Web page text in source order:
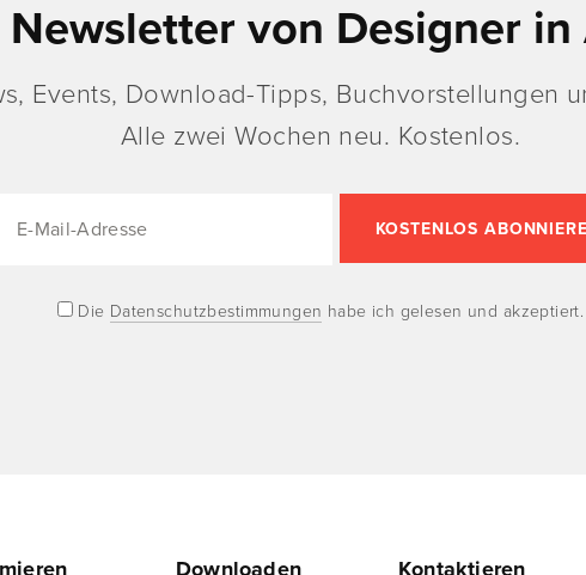
Newsletter von Designer in
Events, Download-Tipps, Buchvorstellungen
Alle zwei Wochen neu. Kostenlos.
Die Datenschutzbestimmungen habe ich gelesen und akzeptiert.
Downloaden Kontaktieren